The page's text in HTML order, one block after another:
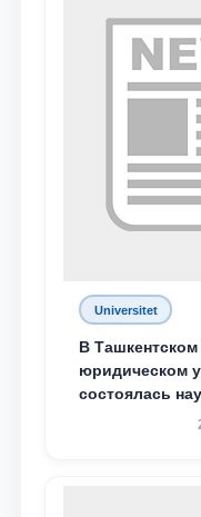
Universitet
В
юридическом
состоялась
конференция